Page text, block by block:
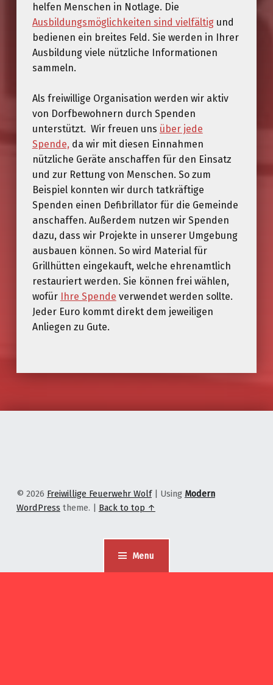
Menu
helfen Menschen in Notlage. Die
Ausbildungsmöglichkeiten sind vielfältigund
bedienen ein breites Feld. Sie werden in Ihrer
Ausbildung viele nützliche Informationen
sammeln.
Als freiwillige Organisation werden wir aktiv
von Dorfbewohnern durch Spenden
unterstützt. Wir freuen uns über jede
Spende, da wir mit diesen Einnahmen
nützliche Geräte anschaffen für den Einsatz
und zur Rettung von Menschen. So zum
Beispiel konnten wir durch tatkräftige
Spenden einen Defibrillator für die Gemeinde
anschaffen. Außerdem nutzen wir Spenden
dazu, dass wir Projekte in unserer Umgebung
ausbauen können. So wird Material für
Grillhütten eingekauft, welche ehrenamtlich
restauriert werden. Sie können frei wählen,
wofür
Ihre Spende verwendet werden sollte.
Jeder Euro kommt direkt dem jeweiligen
Anliegen zu Gute.
© 2026 Freiwillige Feuerwehr Wolf | Using Modern
WordPress theme. | Back to top ↑